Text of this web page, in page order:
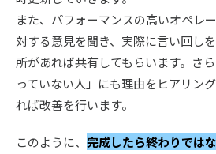
また、パフォーマンスの高いオペレ
対する意見を聞き、実際に言い回し
所があれば共有してもらいます。さ
っていない人」にも理由をヒアリン
れば改善を行います。
このように、 完成したら終わりでは